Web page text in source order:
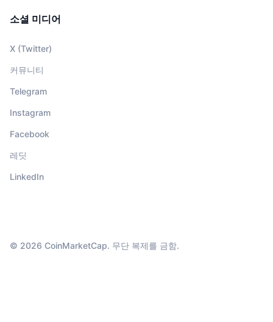
소셜 미디어
X (Twitter)
커뮤니티
Telegram
Instagram
Facebook
레딧
LinkedIn
© 2026 CoinMarketCap. 무단 복제를 금함.